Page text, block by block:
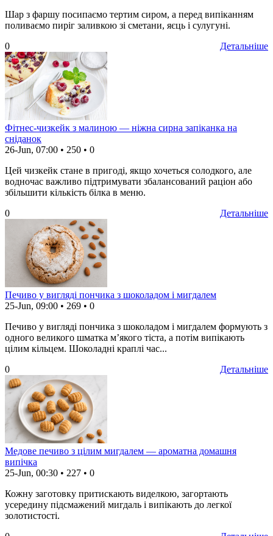
Шар з фаршу посипаємо тертим сиром, а перед випіканням
поливаємо пиріг заливкою зі сметани, яєць і сулугуні.
Детальніше
0
Фітнес-чизкейк з малиною — ніжна сирна запіканка на
сніданок
26-Jun, 07:00 • 250 • 0
Цей чизкейк стане в пригоді, якщо хочеться солодкого, але
водночас важливо підтримувати збалансований раціон або
збільшити кількість білка в меню.
Детальніше
0
Печиво у вигляді пончика з шоколадом і мигдалем
25-Jun, 09:00 • 269 • 0
Печиво у вигляді пончика з шоколадом і мигдалем формують з
одного великого шматка м’якого тіста, а потім випікають
цілим кільцем. Шоколадні краплі час...
Детальніше
0
Медове печиво з цілим мигдалем — ароматна домашня
випічка
25-Jun, 00:30 • 227 • 0
Кожну заготовку притискають виделкою, загортають
усередину підсмажений мигдаль і випікають до легкої
золотистості.